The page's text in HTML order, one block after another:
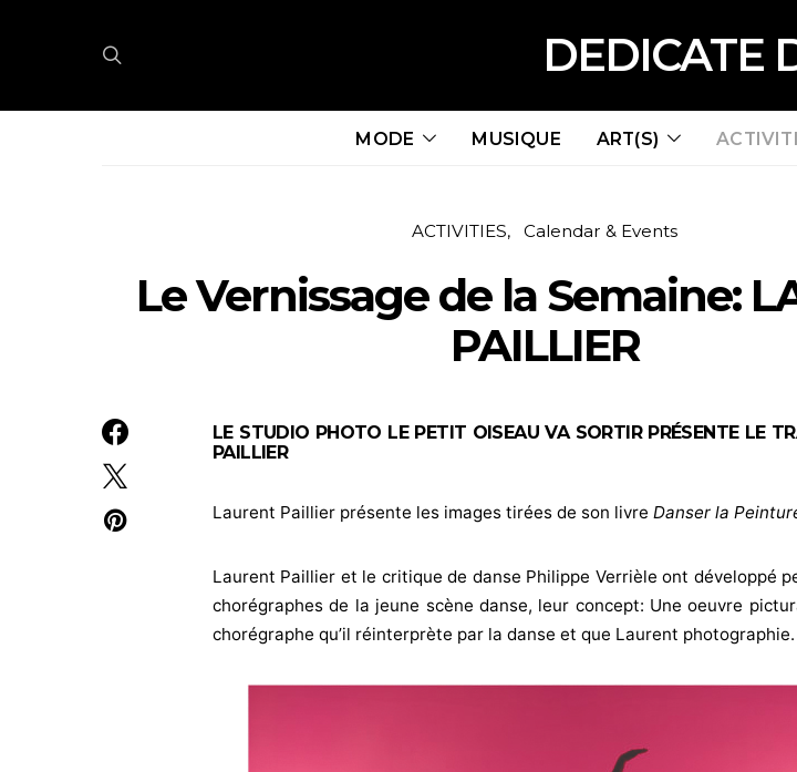
DEDICATE
MODE MUSIQUE ART(S)
ACTIVITIES Calendar & Events
Le Vernissage de la Semaine:
PAILLIER
LE STUDIO PHOTO LE PETIT OISEAU VA SORTIR PRÉSENTE LE
PAILLIER
Laurent Paillier présente les images tirées de son livre Danser la
Laurent Paillier et le critique de danse Philippe Verrièle ont développé
chorégraphes de la jeune scène danse, leur concept: Une oeuvre
chorégraphe qu’il réinterprète par la danse et que Laurent photographie.